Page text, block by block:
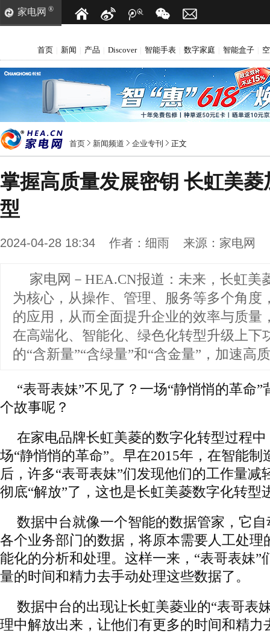
家电网 ®
首页 新闻 产品 Discover 智能手表 数字家庭 智能盒子
首页 新闻频道 企业专刊 正文
掌握高质量发展密钥 长虹美
型
2024-04-28 18:34 作者： 细雨 来源： 家电网
家电网－HEA.CN报道： 未来，长虹美
为核心，从操作、管理、服务等多个角度
的应用，从而全面提升企业的效率与质量
在高端化、智能化、绿色化转型升级上下
的“含新量”“含绿量”和“含金量”，加速高
“表哥表妹”不见了？一场“静悄悄的革命
个故事呢？
在家电品牌长虹美菱的数字化转型过程
场“静悄悄的革命”。早在2015年，在智能制
后，许多“表哥表妹”们发现他们的工作量减
彻底“解放”了，这也是长虹美菱数字化转型
数据中台就像一个智能的数据管家，它
各个业务部门的数据，将原本需要人工处理
能化的分析和处理。这样一来，“表哥表妹”
量的时间和精力去手动处理这些数据了。
数据中台的出现让长虹美菱业的“表哥表
理中解放出来，让他们有更多的时间和精力